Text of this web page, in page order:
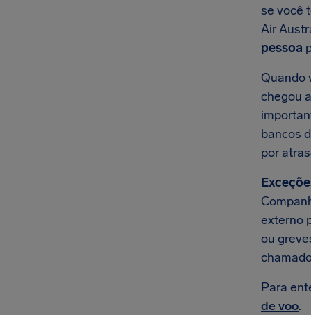
se você
Air
pessoa
Quando
chegou
bancos
por
externo
ou
Para
de voo.